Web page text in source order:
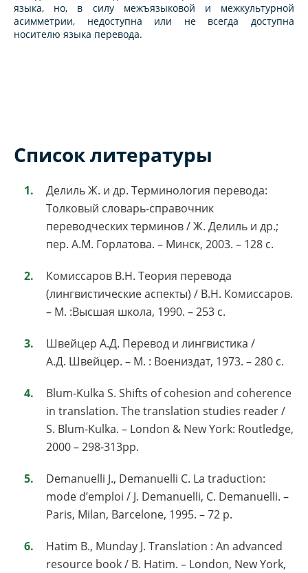
языка, но, в силу межъязыковой и межкультурной
асимметрии, недоступна или не всегда доступна
носителю языка перевода.
Список литературы
Делиль Ж. и др. Терминология перевода:
Толковый словарь-справочник
переводческих терминов / Ж. Делиль и др.;
пер. А.М. Горлатова. – Минск, 2003. – 128 c.
Комиссаров В.Н. Теория перевода
(лингвистические аспекты) / В.Н. Комиссаров.
– М. :Высшая школа, 1990. – 253 с.
Швейцер А.Д. Перевод и лингвистика /
А.Д. Швейцер. – М. : Воениздат, 1973. – 280 с.
Blum-Kulka S. Shifts of cohesion and coherence
in translation. The translation studies reader /
S. Blum-Kulka. – London & New York: Routledge,
2000 – 298-313pp.
Demanuelli J., Demanuelli C. La traduction:
mode d’emploi / J. Demanuelli, С. Demanuelli. –
Paris, Milan, Barcelone, 1995. – 72 p.
Hatim B., Munday J. Translation : An advanced
resource book / B. Hatim. – London, New York,